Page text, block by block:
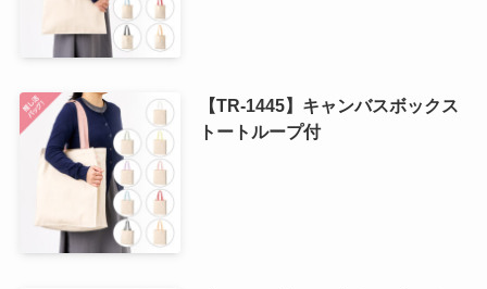
【TR-1445】キャンバスボックス
トートループ付